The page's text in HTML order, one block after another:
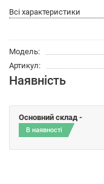
Всі характеристики
Модель:
Артикул:
Наявність
Основний склад -
В наявності